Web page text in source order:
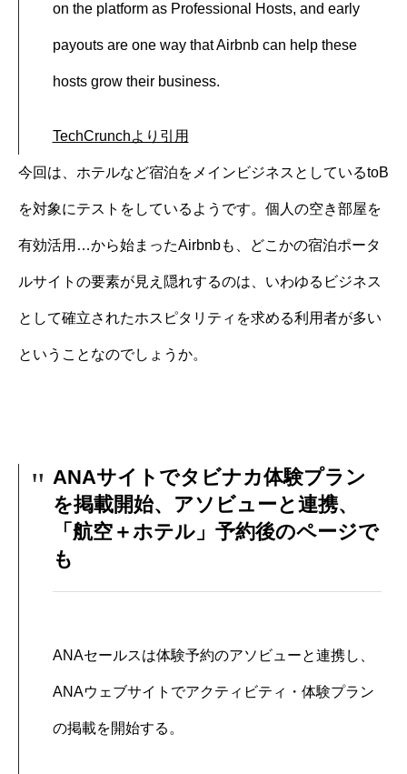
on the platform as Professional Hosts, and early
payouts are one way that Airbnb can help these
hosts grow their business.
TechCrunchより引用
今回は、ホテルなど宿泊をメインビジネスとしているtoB
を対象にテストをしているようです。個人の空き部屋を
有効活用…から始まったAirbnbも、どこかの宿泊ポータ
ルサイトの要素が見え隠れするのは、いわゆるビジネス
として確立されたホスピタリティを求める利用者が多い
ということなのでしょうか。
ANAサイトでタビナカ体験プラン
を掲載開始、アソビューと連携、
「航空＋ホテル」予約後のページで
も
ANAセールスは体験予約のアソビューと連携し、
ANAウェブサイトでアクティビティ・体験プラン
の掲載を開始する。